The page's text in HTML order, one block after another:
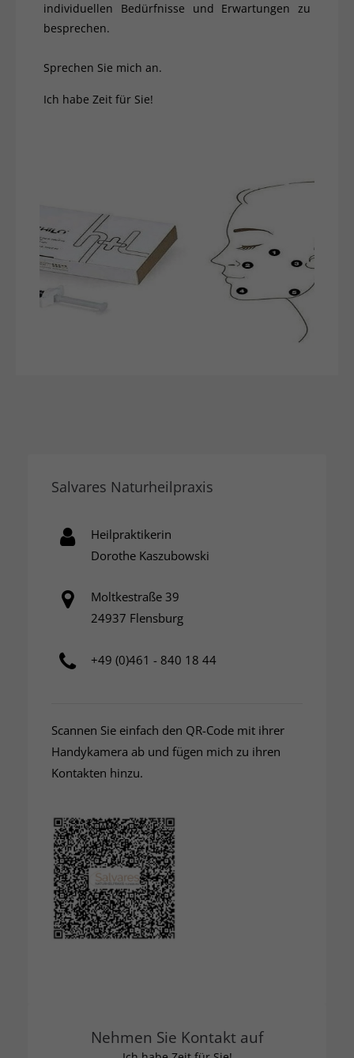
individuellen Bedürfnisse und Erwartungen zu
besprechen.
Sprechen Sie mich an.
Ich habe Zeit für Sie!
Salvares Naturheilpraxis
Heilpraktikerin
Dorothe Kaszubowski
Moltkestraße 39
24937 Flensburg
+49 (0)461 - 840 18 44
Scannen Sie einfach den QR-Code mit ihrer
Handykamera ab und fügen mich zu ihren
Kontakten hinzu.
Nehmen Sie Kontakt auf